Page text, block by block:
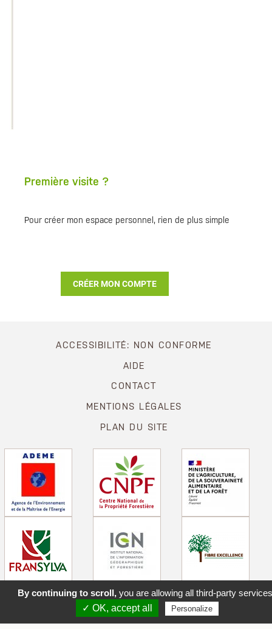
Première visite ?
Pour créer mon espace personnel, rien de plus simple
CRÉER MON COMPTE
ACCESSIBILITÉ: NON CONFORME
AIDE
CONTACT
MENTIONS LÉGALES
PLAN DU SITE
By continuing to scroll, you are allowing all third-party services
✓ OK, accept all
Personalize